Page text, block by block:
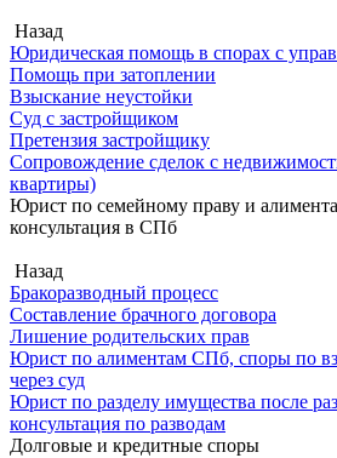
Назад
Юридическая помощь в спорах с
Помощь при затоплении
Взыскание неустойки
Суд с застройщиком
Претензия застройщику
Сопровождение сделок с
квартиры)
Юрист по семейному праву и
консультация в СПб
Назад
Бракоразводный процесс
Составление брачного договора
Лишение родительских прав
Юрист по алиментам СПб, споры по
через суд
Юрист по разделу имущества после
консультация по разводам
Долговые и кредитные споры